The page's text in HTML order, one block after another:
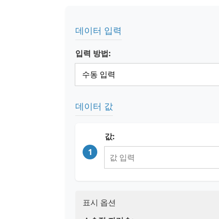
데이터 입력
입력 방법:
데이터 값
1
값:
표시 옵션